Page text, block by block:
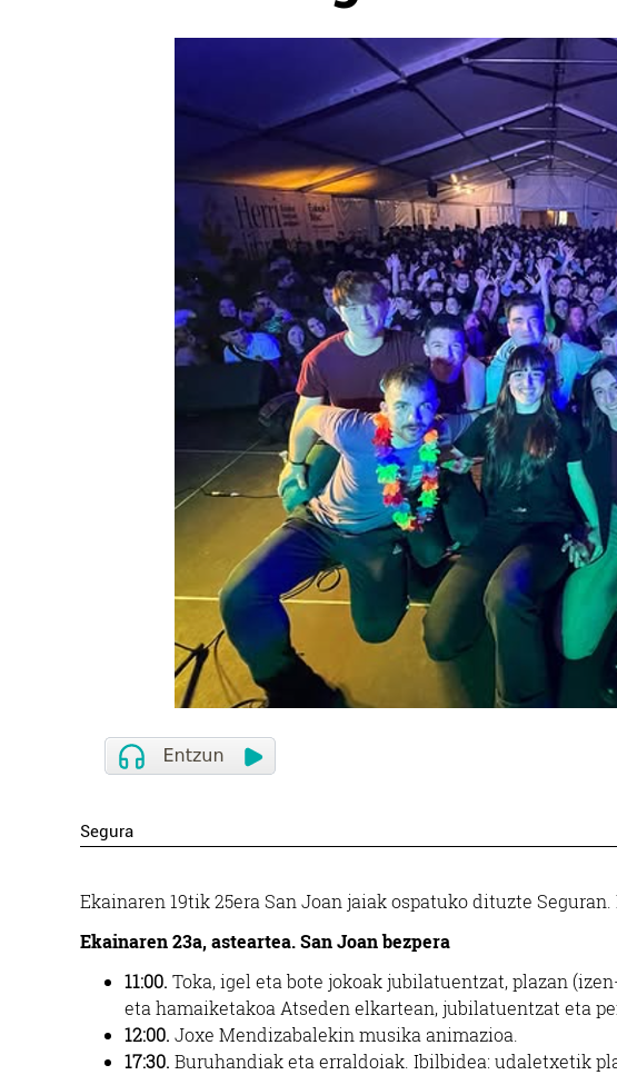
Segura
Ekainaren 19tik 25era San Joan jaiak ospatuko dituzte
Ekainaren 23a, asteartea.San Joan bezpera
11:00. Toka, igel eta bote jokoak jubilatuentzat, plazan
eta hamaiketakoa Atseden elkartean, jubilatuentzat eta
12:00. Joxe Mendizabalekin musika animazioa.
17:30. Buruhandiak eta erraldoiak. Ibilbidea: udaletxetik